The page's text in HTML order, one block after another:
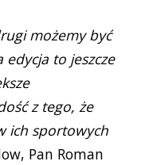
możemy być
to jeszcze
z tego, że
ich sportowych
Pan Roman